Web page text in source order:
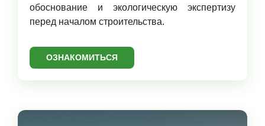
обоснование и экологическую экспертизу
перед началом строительства.
ОЗНАКОМИТЬСЯ